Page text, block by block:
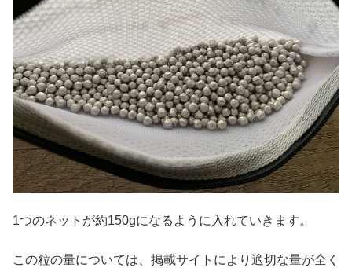
1つのネットが約150gになるように入れていきます。
この粒の量については、掲載サイトにより適切な量が全く